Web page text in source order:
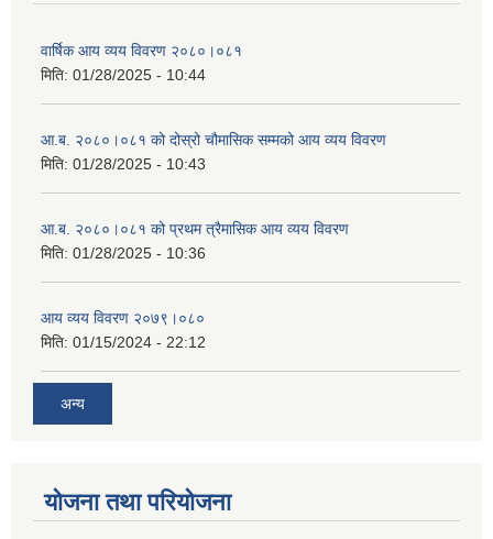
वार्षिक आय व्यय विवरण २०८०।०८१
मिति: 01/28/2025 - 10:44
आ.ब. २०८०।०८१ को दोस्रो चौमासिक सम्मको आय व्यय विवरण
मिति: 01/28/2025 - 10:43
आ.ब. २०८०।०८१ को प्रथम त्रैमासिक आय व्यय विवरण
मिति: 01/28/2025 - 10:36
आय व्यय विवरण २०७९।०८०
मिति: 01/15/2024 - 22:12
अन्य
योजना तथा परियोजना